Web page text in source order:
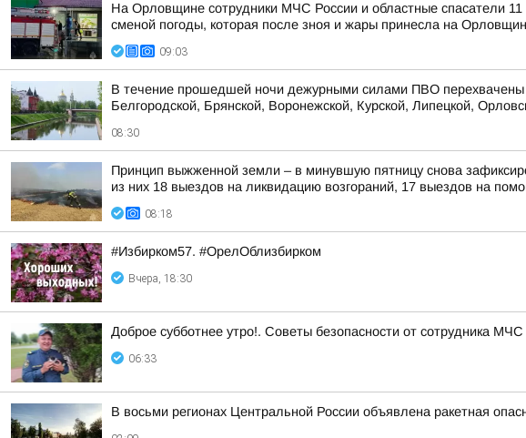
На Орловщине сотрудники МЧС России и областные спасатели
сменой погоды, которая после зноя и жары принесла на
09:03
В течение прошедшей ночи дежурными силами ПВО перехвачены
Белгородской, Брянской, Воронежской, Курской, Липецкой,
08:30
Принцип выжженной земли – в минувшую пятницу снова
из них 18 выездов на ликвидацию возгораний, 17 выездов на
08:18
#Избирком57. #ОрелОблизбирком
Вчера, 18:30
Доброе субботнее утро!. Советы безопасности от сотрудника
06:33
В восьми регионах Центральной России объявлена ракетная